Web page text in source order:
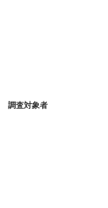
調査対象者